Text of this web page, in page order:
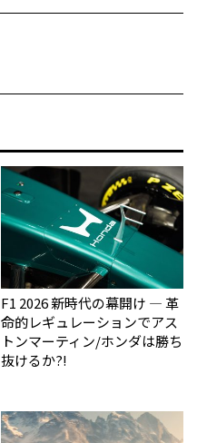
F1 2026 新時代の幕開け — 革
命的レギュレーションでアス
トンマーティン/ホンダは勝ち
抜けるか?!